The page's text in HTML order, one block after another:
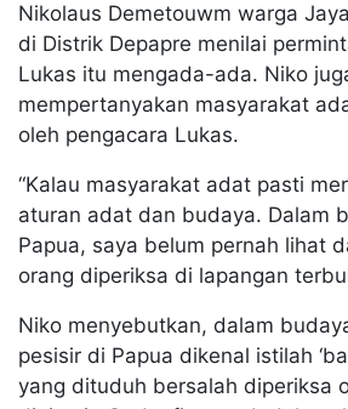
Nikolaus Demetouwm warga
di Distrik Depapre menilai
Lukas itu mengada-ada. Niko
mempertanyakan masyarakat
oleh pengacara Lukas.
“Kalau masyarakat adat pasti
aturan adat dan budaya. Dalam
Papua, saya belum pernah lihat
orang diperiksa di lapangan
Niko menyebutkan, dalam
pesisir di Papua dikenal istilah
yang dituduh bersalah diperiksa